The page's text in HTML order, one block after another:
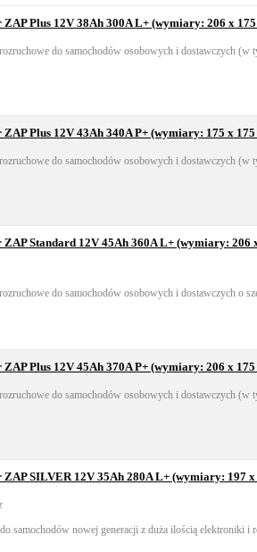
Plus 12V 38Ah 300A L+ (wymiary: 206 x 175
do samochodów osobowych i dostawczych (w
Plus 12V 43Ah 340A P+ (wymiary: 175 x 175
do samochodów osobowych i dostawczych (w
Standard 12V 45Ah 360A L+ (wymiary: 206
do samochodów osobowych i dostawczych o
Plus 12V 45Ah 370A P+ (wymiary: 206 x 175
do samochodów osobowych i dostawczych (w
SILVER 12V 35Ah 280A L+ (wymiary: 197 x
samochodów nowej generacji z duża ilością elektroniki i